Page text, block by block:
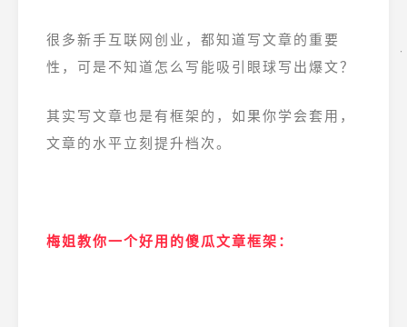
很多新手互联网创业，都知道写文章的重要
性，可是不知道怎么写能吸引眼球写出爆文？
其实写文章也是有框架的，如果你学会套用，
文章的水平立刻提升档次。
梅姐教你一个好用的傻瓜文章框架：